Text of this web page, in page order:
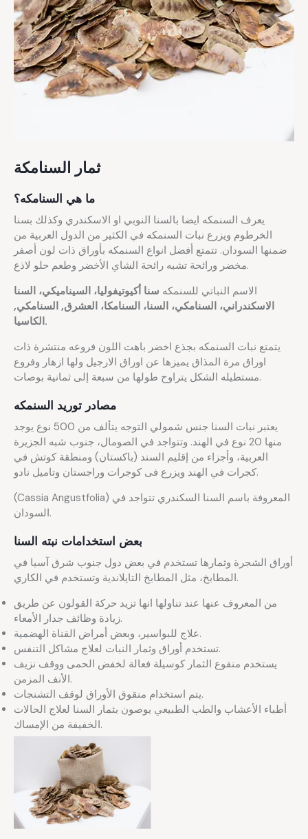
ثمار السنامكة
ما هي السنامكه؟
يعرف السنمكه ايضا بالسنا النوبي او الاسكندري وكذلك بسنا
الخرطوم ويزرع نبات السنمكه في الكثير من الدول العربية من
ضمنها السودان. تتمتع أفضل انواع السنمكه بأوراق ذات لون أصفر
مخضر ورائحة تشبه رائحة الشاي الأخضر وطعم حلو لاذع.
الاسم النباتي للسنمكه سنا أكيوتيفوليا، السيناميكي، السنا
الاسكندراني، السنامكي، السنا، السنامكا، العشرق, السنامكي,
الكاسيا.
يتمتع نبات السنمكه بجذع اخضر باهت اللون فروعه منتشرة ذات
اوراق مرة المذاق يميزها عن اوراق الارجيل ولها ازهار وفروع
مستطيله الشكل يتراوح طولها من سبعة إلى ثمانية بوصات.
مصادر توريد السنمكه
يعتبر نبات السنا جنس شمولي التوجه يتألف من 500 نوع يوجد
منها 20 نوع في الهند. وتتواجد في الصومال، جنوب شبه الجزيرة
العربية، وأجزاء من إقليم السند (باكستان) ومنطقة كوتش في
كجرات في الهند ويزرع فى كوجرات وراجستان وتاميل نادو.
(Cassia Angustfolia) المعروفة باسم السنا السكندري تتواجد في
السودان.
بعض استخدامات نبته السنا
أوراق الشجرة وثمارها تستخدم في بعض دول جنوب شرق آسيا في
المطابخ، مثل المطابخ التايلاندية وتستخدم في الكاري.
من المعروف عنها عند تناولها انها تزيد حركة القولون عن طريق
زيادة وظائف جدار الأمعاء.
علاج للبواسير، وبعض أمراض القناة الهضمية.
تستخدم أوراق وثمار النبات لعلاج مشاكل التنفس.
يستخدم منقوع الثمار كوسيلة فعالة لخفض الحمى ووقف نزيف
الأنف المزمن.
يتم استخدام منقوق الأوراق لوقف التشنجات.
أطباء الأعشاب والطب الطبيعي يوصون بثمار السنا لعلاج الحالات
الخفيفة من الإمساك.